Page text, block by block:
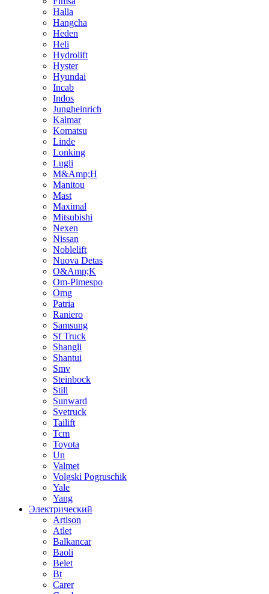
Halla
Hangcha
Heden
Heli
Hydrolift
Hyster
Hyundai
Incab
Indos
Jungheinrich
Kalmar
Komatsu
Linde
Lonking
Lugli
M&Amp;H
Manitou
Mast
Maximal
Mitsubishi
Nexen
Nissan
Noblelift
Nuova Detas
O&Amp;K
Om-Pimespo
Omg
Patria
Raniero
Samsung
Sf Truck
Shangli
Shantui
Smv
Steinbock
Still
Sunward
Svetruck
Tailift
Tcm
Toyota
Un
Valmet
Volgski Pogruschik
Yale
Yang
Электрический
Artison
Atlet
Balkancar
Baoli
Belet
Bt
Carer